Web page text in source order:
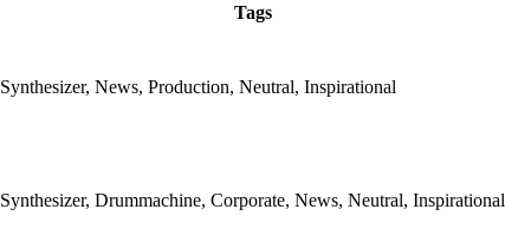
Tags
Synthesizer, News, Production, Neutral, Inspirational
Synthesizer, Drummachine, Corporate, News, Neutral, Inspirational